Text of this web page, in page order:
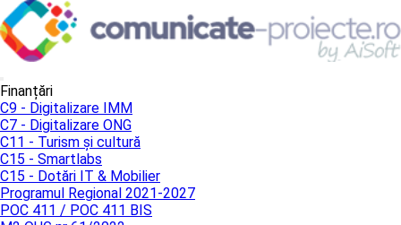
Finanțări
C9 - Digitalizare IMM
C7 - Digitalizare ONG
C11 - Turism și cultură
C15 - Smartlabs
C15 - Dotări IT & Mobilier
Programul Regional 2021-2027
POC 411 / POC 411 BIS